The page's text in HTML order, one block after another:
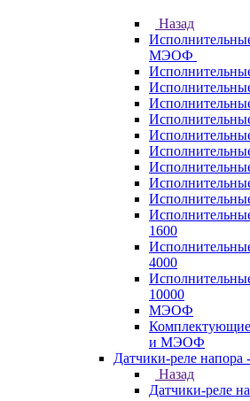
Назад
МЭОФ
1600
4000
10000
МЭОФ
и МЭОФ
Датчики-реле напора
Назад
Датчики-реле